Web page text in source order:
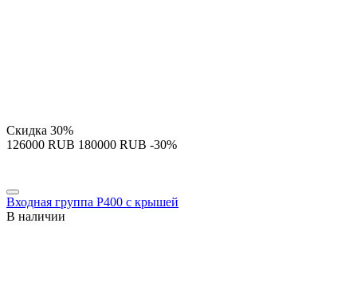
Скидка 30%
‍126000‍ RUB ‍180000‍ RUB -30%
Входная группа P400 с крышей
В наличии